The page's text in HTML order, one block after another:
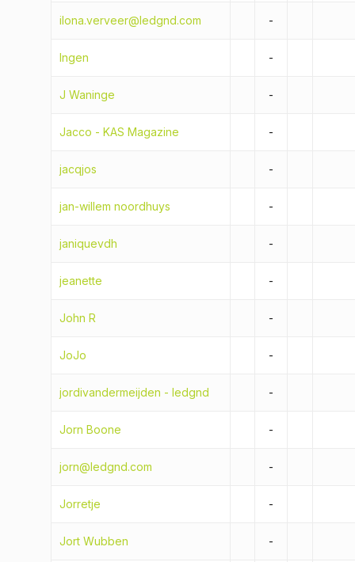
ilona.verveer@ledgnd.com -
Ingen -
J Waninge -
Jacco - KAS Magazine -
jacqjos -
jan-willem noordhuys -
janiquevdh -
jeanette -
John R -
JoJo -
jordivandermeijden - ledgnd -
Jorn Boone -
jorn@ledgnd.com -
Jorretje -
Jort Wubben -